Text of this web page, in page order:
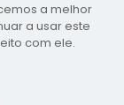
da
- PE
a melhor
a usar este
com ele.